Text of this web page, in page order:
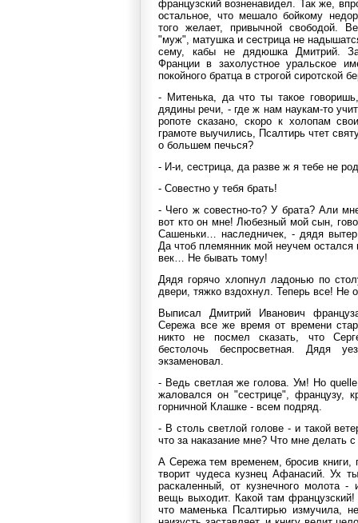
французский возненавидел. Так же,
остальное, что мешало бойкому
того желает, привычной свободой.
"муж", матушка и сестрица не
сему, кабы не дядюшка Дмитрий.
Франции в захолустное уральское
покойного братца в строгой сиротской
- Митенька, да что ты такое
дядины речи, - где ж нам наукам-то
ропоте сказано, скоро к холопам
грамоте выучились, Псалтирь чтет
о большем печься?
- И-и, сестрица, да разве ж я тебе не
- Совестно у тебя брать!
- Чего ж совестно-то? У брата? Али
вот кто он мне! Любезный мой сын,
Сашеньки… наследничек, - дядя
Да чтоб племянник мой неучем
век… Не бывать тому!
Дядя горячо хлопнул ладонью по
двери, тяжко вздохнул. Теперь все! Не
Выписал Дмитрий Иванович
Сережа все же время от времени
никто не посмел сказать, что
бестолочь беспросветная. Дядя
экзаменовал.
- Ведь светлая же голова. Ум! Но
жаловался он "сестрице", французу,
горничной Клашке - всем подряд.
- В столь светлой голове - и такой
что за наказание мне? Что мне делать
А Сережа тем временем, бросив книги,
творит чудеса кузнец Афанасий. Ух
раскаленный, от кузнечного молота
вещь выходит. Какой там
что маменька Псалтирью измучила,